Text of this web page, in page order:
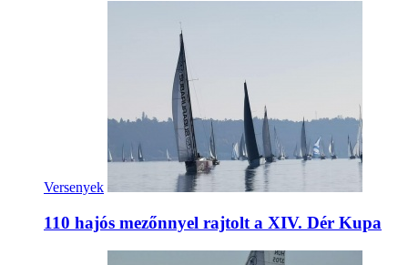
Versenyek
110 hajós mezőnnyel rajtolt a XIV. Dér Kupa